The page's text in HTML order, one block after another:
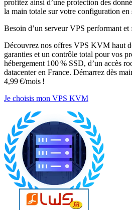
profitez ainsi d’une protection des
la main totale sur votre configuration en
Besoin d’un serveur VPS performant et
Découvrez nos offres VPS KVM haut
garanties et un contrôle total pour vos
hébergement 100 % SSD, d’un accès
datacenter en France. Démarrez dès
4,99 €/mois !
Je choisis mon VPS KVM